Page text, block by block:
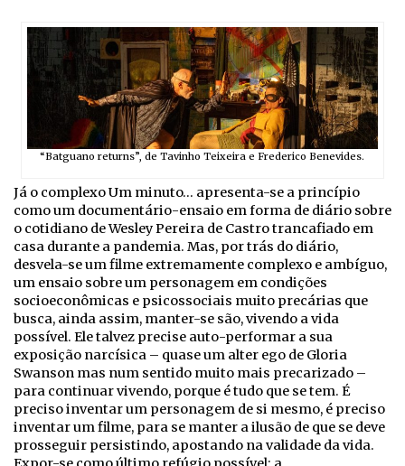
“Batguano returns”, de Tavinho Teixeira e Frederico Benevides.
Já o complexo Um minuto… apresenta-se a princípio
como um documentário-ensaio em forma de diário sobre
o cotidiano de Wesley Pereira de Castro trancafiado em
casa durante a pandemia. Mas, por trás do diário,
desvela-se um filme extremamente complexo e ambíguo,
um ensaio sobre um personagem em condições
socioeconômicas e psicossociais muito precárias que
busca, ainda assim, manter-se são, vivendo a vida
possível. Ele talvez precise auto-performar a sua
exposição narcísica – quase um alter ego de Gloria
Swanson mas num sentido muito mais precarizado –
para continuar vivendo, porque é tudo que se tem. É
preciso inventar um personagem de si mesmo, é preciso
inventar um filme, para se manter a ilusão de que se deve
prosseguir persistindo, apostando na validade da vida.